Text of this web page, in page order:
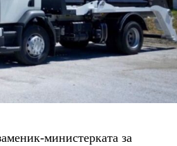
министерката за